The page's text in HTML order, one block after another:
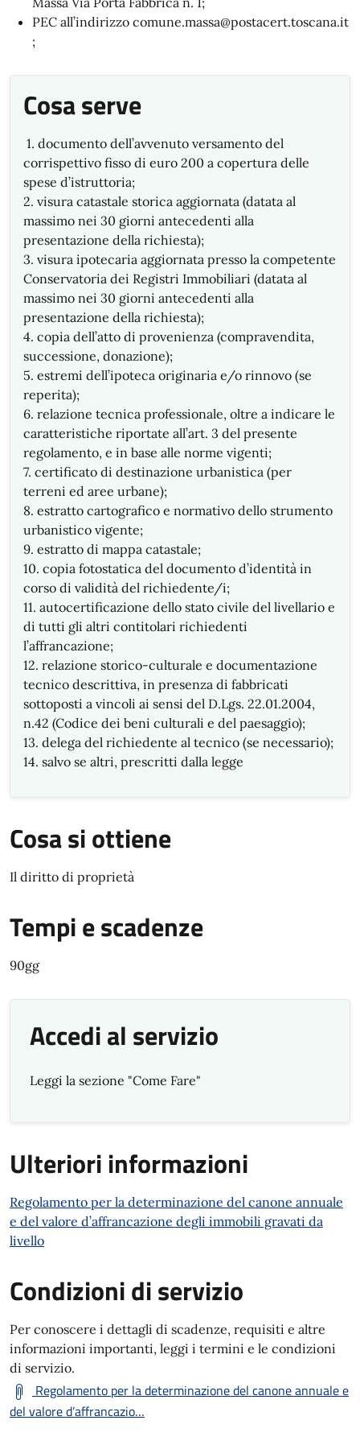
PEC all’indirizzo comune.massa@postacert.toscana.it
;
Cosa serve
1. documento dell’avvenuto versamento del
corrispettivo fisso di euro 200 a copertura delle
spese d’istruttoria;
2. visura catastale storica aggiornata (datata al
massimo nei 30 giorni antecedenti alla
presentazione della richiesta);
3. visura ipotecaria aggiornata presso la competente
Conservatoria dei Registri Immobiliari (datata al
massimo nei 30 giorni antecedenti alla
presentazione della richiesta);
4. copia dell’atto di provenienza (compravendita,
successione, donazione);
5. estremi dell’ipoteca originaria e/o rinnovo (se
reperita);
6. relazione tecnica professionale, oltre a indicare le
caratteristiche riportate all’art. 3 del presente
regolamento, e in base alle norme vigenti;
7. certificato di destinazione urbanistica (per
terreni ed aree urbane);
8. estratto cartografico e normativo dello strumento
urbanistico vigente;
9. estratto di mappa catastale;
10. copia fotostatica del documento d’identità in
corso di validità del richiedente/i;
11. autocertificazione dello stato civile del livellario e
di tutti gli altri contitolari richiedenti
l’affrancazione;
12. relazione storico-culturale e documentazione
tecnico descrittiva, in presenza di fabbricati
sottoposti a vincoli ai sensi del D.Lgs. 22.01.2004,
n.42 (Codice dei beni culturali e del paesaggio);
13. delega del richiedente al tecnico (se necessario);
14. salvo se altri, prescritti dalla legge
Cosa si ottiene
Il diritto di proprietà
Tempi e scadenze
90gg
Accedi al servizio
Leggi la sezione "Come Fare"
Ulteriori informazioni
Regolamento per la determinazione del canone annuale
e del valore d’affrancazione degli immobili gravati da
livello
Condizioni di servizio
Per conoscere i dettagli di scadenze, requisiti e altre
informazioni importanti, leggi i termini e le condizioni
di servizio.
Regolamento per la determinazione del canone annuale e
del valore d’affrancazio…